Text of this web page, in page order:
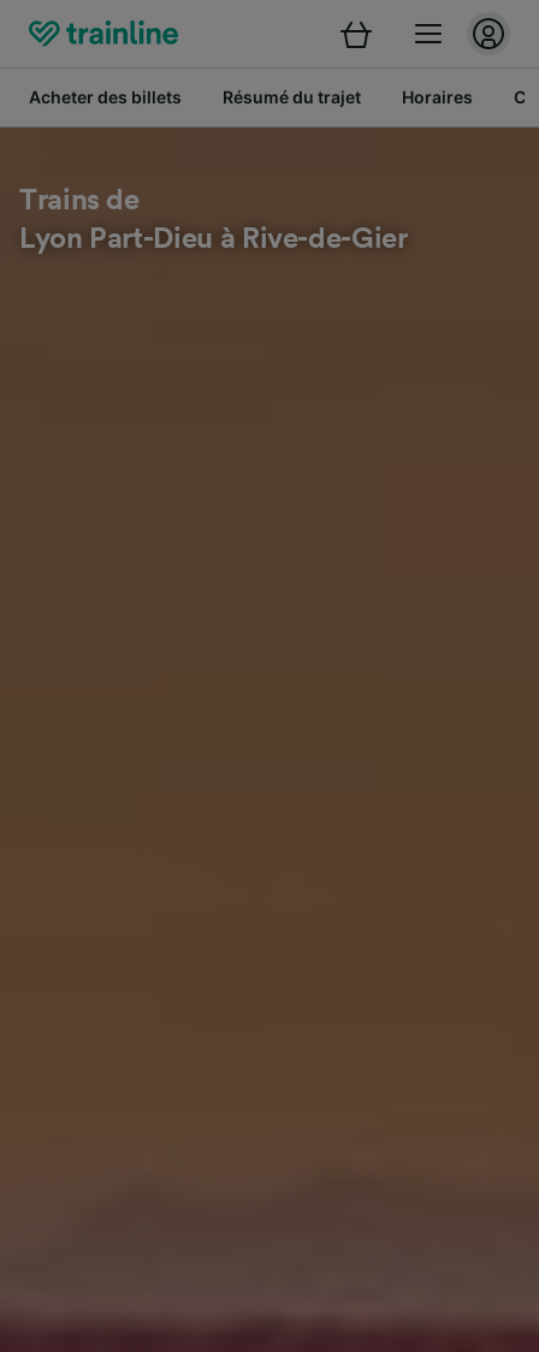
Acheter des billets Résumé du trajet Horaires
Trains de
Lyon Part-Dieu à Rive-de-Gier